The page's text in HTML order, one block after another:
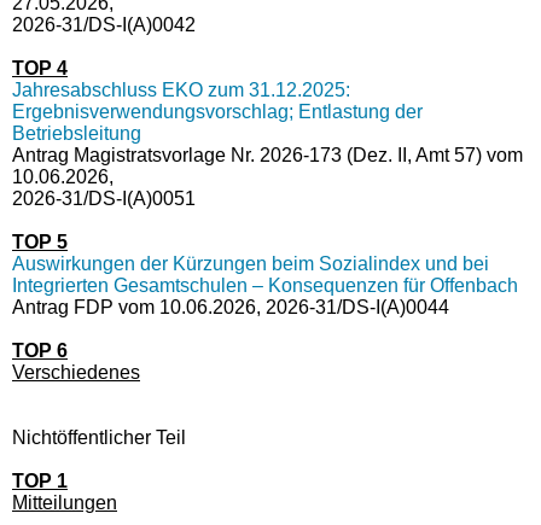
2026-31/DS-I(A)0042
TOP 4
Jahresabschluss EKO zum 31.12.2025:
Ergebnisverwendungsvorschlag; Entlastung der
Betriebsleitung
Antrag Magistratsvorlage Nr. 2026-173 (Dez. II, Amt 57) vom
10.06.2026,
2026-31/DS-I(A)0051
TOP 5
Auswirkungen der Kürzungen beim Sozialindex und bei
Integrierten Gesamtschulen – Konsequenzen für Offenbach
Antrag FDP vom 10.06.2026, 2026-31/DS-I(A)0044
TOP 6
Verschiedenes
Nichtöffentlicher Teil
TOP 1
Mitteilungen